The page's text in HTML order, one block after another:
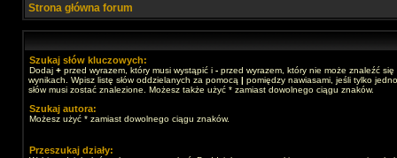
Strona główna forum
Szukaj słów kluczowych:
Dodaj + przed wyrazem, który musi wystąpić i - przed wyrazem, który nie może znaleźć się
wynikach. Wpisz listę słów oddzielanych za pomocą | pomiędzy nawiasami, jeśli tylko
słów musi zostać znalezione. Możesz także użyć * zamiast dowolnego ciągu znaków.
Szukaj autora:
Możesz użyć * zamiast dowolnego ciągu znaków.
Przeszukaj działy: